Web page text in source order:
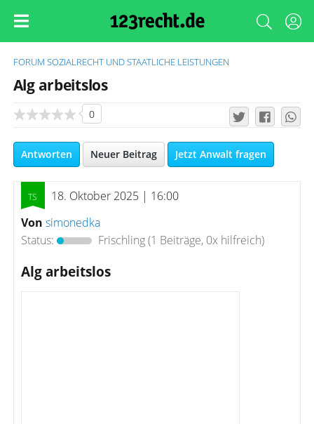
FORUM SOZIALRECHT UND STAATLICHE LEISTUNGEN
Alg arbeitslos
0
Antworten Neuer Beitrag Jetzt Anwalt fragen
18. Oktober 2025 | 16:00
Von simonedka
Status:
Frischling(1 Beiträge, 0x hilfreich)
Alg arbeitslos